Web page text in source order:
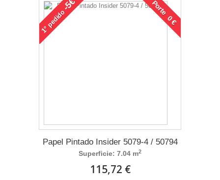
1°
pedido
-5€ Porte 0 €
Papel Pintado Insider 5079-4 / 50794
Superficie: 7.04 m2
115,72 €